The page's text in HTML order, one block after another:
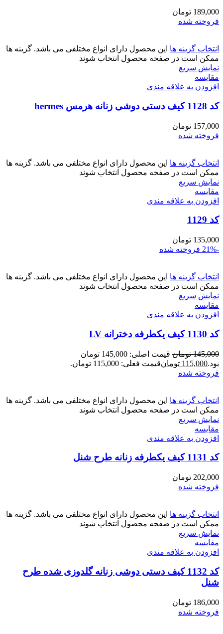
189,000 تومان
فروخته شده
انتخاب گزینه ها این محصول دارای انواع مختلفی می باشد. گزینه ها
ممکن است در صفحه محصول انتخاب شوند
نمایش سریع
مقايسه
افزودن به علاقه مندی
کد 1128 کیف دستی دوشی زنانه هرمس hermes
157,000 تومان
فروخته شده
انتخاب گزینه ها این محصول دارای انواع مختلفی می باشد. گزینه ها
ممکن است در صفحه محصول انتخاب شوند
نمایش سریع
مقايسه
افزودن به علاقه مندی
کد 1129
135,000 تومان
-21%
فروخته شده
انتخاب گزینه ها این محصول دارای انواع مختلفی می باشد. گزینه ها
ممکن است در صفحه محصول انتخاب شوند
نمایش سریع
مقايسه
افزودن به علاقه مندی
کد 1130 کیف یکطرفه دخترانه LV
145,000 تومان
قیمت اصلی: 145,000 تومان
بود.115,000 تومانقیمت فعلی: 115,000 تومان.
فروخته شده
انتخاب گزینه ها این محصول دارای انواع مختلفی می باشد. گزینه ها
ممکن است در صفحه محصول انتخاب شوند
نمایش سریع
مقايسه
افزودن به علاقه مندی
کد 1131 کیف یکطرفه زنانه طرح شنل
202,000 تومان
فروخته شده
انتخاب گزینه ها این محصول دارای انواع مختلفی می باشد. گزینه ها
ممکن است در صفحه محصول انتخاب شوند
نمایش سریع
مقايسه
افزودن به علاقه مندی
کد 1132 کیف دستی دوشی زنانه گلدوزی شده طرح
شنل
186,000 تومان
فروخته شده